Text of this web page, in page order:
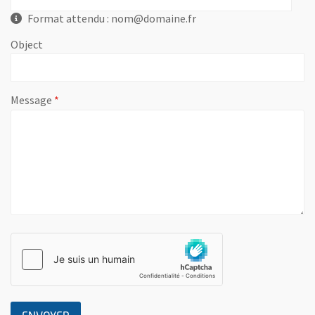
Format attendu : nom@domaine.fr
Object
Message , champ obligatoire